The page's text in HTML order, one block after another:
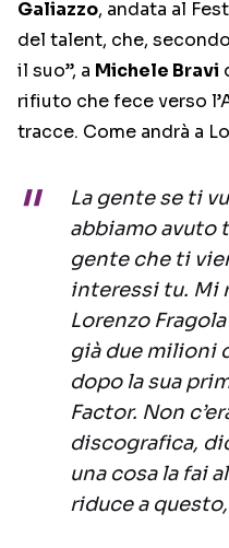
Galiazzo, andata al
del talent, che,
il suo”, a Michele Bravi
rifiuto che fece verso
tracce. Come andrà a
La gente se ti
abbiamo avuto
gente che ti
interessi tu. Mi
Lorenzo
già due milioni
dopo la sua
Factor. Non
discografica,
una cosa la fai
riduce a